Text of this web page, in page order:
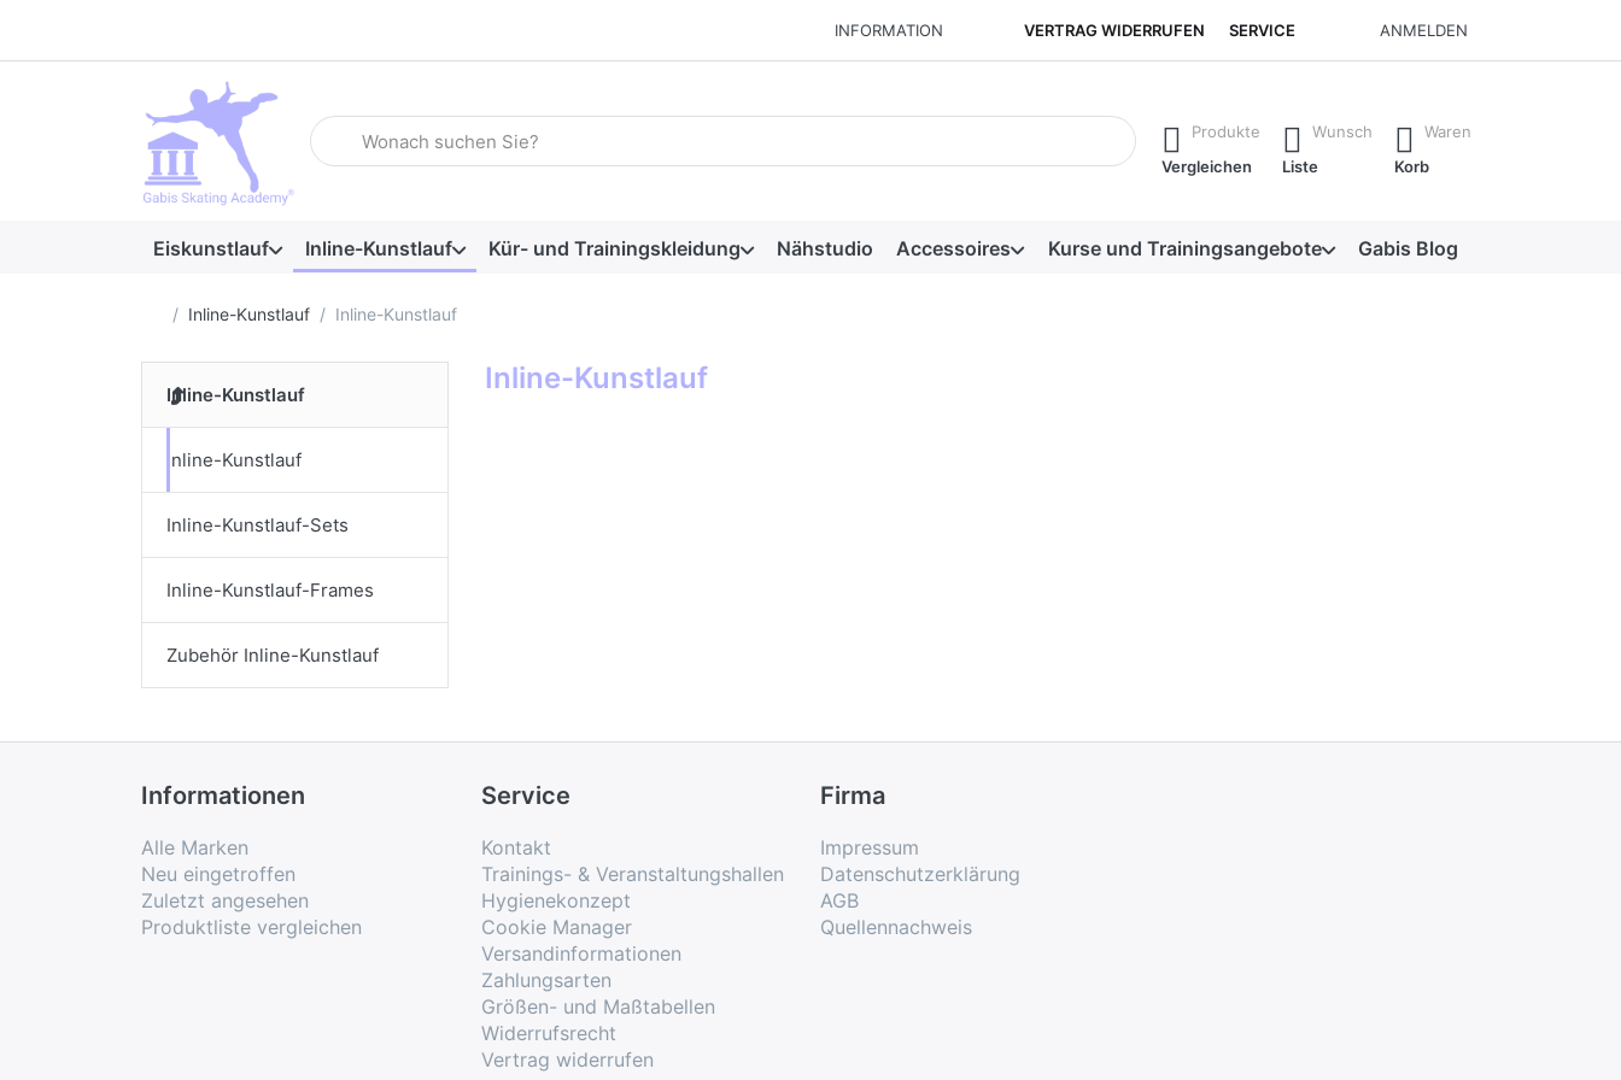
INFORMATION VERTRAG WIDERRUFEN SERVICE ANMELDEN
Geben Sie einen Suchbegriff ein. Während Sie tippen, erscheinen automatisch erste Ergebnisse. Drücken Sie die Eingabetaste, um alle Ergebnisse
Produkte
Vergleichen
Wunsch
Liste
Waren
Korb
Eiskunstlauf Inline-Kunstlauf Kür- und Trainingskleidung Nähstudio Accessoires Kurse und Trainingsangebote Gabis Blog
Startseite
Inline-Kunstlauf Inline-Kunstlauf
Inline-Kunstlauf
Inline-Kunstlauf
Inline-Kunstlauf-Sets
Inline-Kunstlauf-Frames
Zubehör Inline-Kunstlauf
Inline-Kunstlauf
Informationen
Alle Marken
Neu eingetroffen
Zuletzt angesehen
Produktliste vergleichen
Service
Kontakt
Trainings- & Veranstaltungshallen
Hygienekonzept
Cookie Manager
Versandinformationen
Zahlungsarten
Größen- und Maßtabellen
Widerrufsrecht
Vertrag widerrufen
Firma
Impressum
Datenschutzerklärung
AGB
Quellennachweis